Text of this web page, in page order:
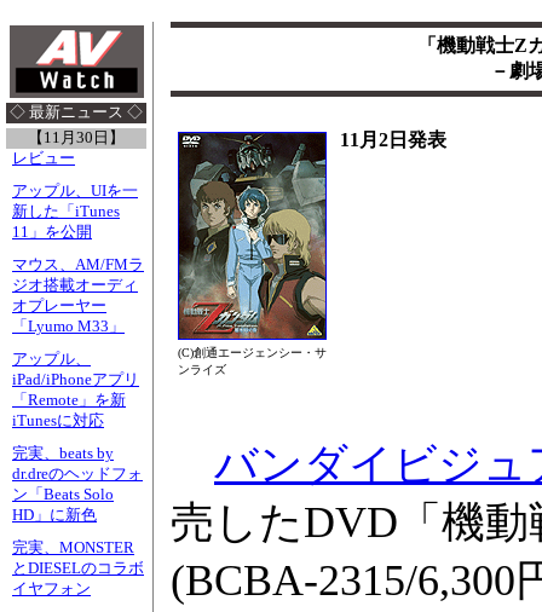
◇ 最新ニュース ◇
【11月30日】
レビュー
アップル、UIを一
新した「iTunes
11」を公開
マウス、AM/FMラ
ジオ搭載オーディ
オプレーヤー
「Lyumo M33」
アップル、
iPad/iPhoneアプリ
「Remote」を新
iTunesに対応
完実、beats by
dr.dreのヘッドフォ
ン「Beats Solo
HD」に新色
完実、MONSTER
とDIESELのコラボ
イヤフォン
「機動戦士Z
－劇
(C)創通エージェンシー・サ
ンライズ
11月2日発表
バンダイビジュ
売したDVD「機
(BCBA-2315/